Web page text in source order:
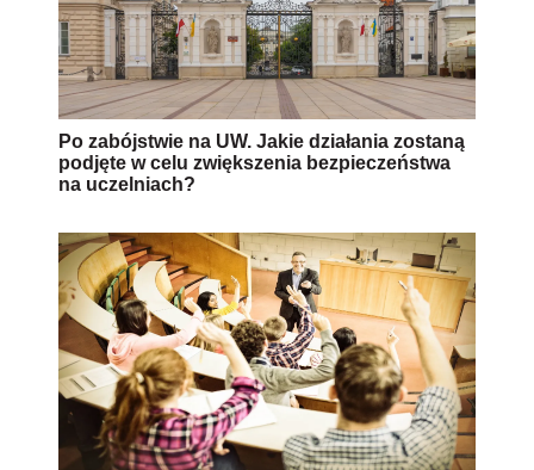
Po zabójstwie na UW. Jakie działania zostaną
podjęte w celu zwiększenia bezpieczeństwa
na uczelniach?